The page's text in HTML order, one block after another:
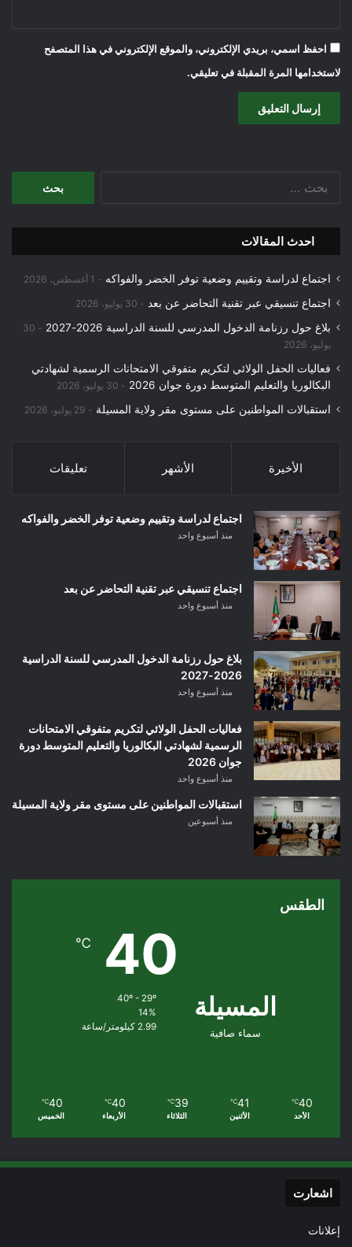
احفظ اسمي، بريدي الإلكتروني، والموقع الإلكتروني في هذا المتصفح
لاستخدامها المرة المقبلة في تعليقي.
احدث المقالات
اجتماع لدراسة وتقييم وضعية توفر الخضر والفواكه 1 أغسطس، 2026
اجتماع تنسيقي عبر تقنية التحاضر عن بعد 30 يوليو، 2026
بلاغ حول رزنامة الدخول المدرسي للسنة الدراسية 2026-2027
30
يوليو، 2026
فعاليات الحفل الولائي لتكريم متفوقي الامتحانات الرسمية لشهادتي
البكالوريا والتعليم المتوسط دورة جوان 2026
30 يوليو، 2026
استقبالات المواطنين على مستوى مقر ولاية المسيلة 29 يوليو، 2026
الأخيرة الأشهر تعليقات
اجتماع لدراسة وتقييم وضعية توفر الخضر والفواكه
منذ أسبوع واحد
اجتماع تنسيقي عبر تقنية التحاضر عن بعد
منذ أسبوع واحد
بلاغ حول رزنامة الدخول المدرسي للسنة الدراسية
2026-2027
منذ أسبوع واحد
فعاليات الحفل الولائي لتكريم متفوقي الامتحانات
الرسمية لشهادتي البكالوريا والتعليم المتوسط دورة
جوان 2026
منذ أسبوع واحد
استقبالات المواطنين على مستوى مقر ولاية المسيلة
منذ أسبوعين
الطقس
المسيلة
سماء صافية
40
℃
14%
2.99 كيلومتر/ساعة
40
℃
الأحد
41
℃
الأثنين
39
℃
الثلاثاء
40
℃
الأربعاء
40
℃
الخميس
اشعارت
إعلانات